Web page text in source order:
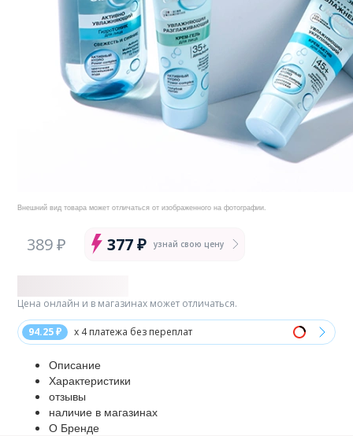
Внешний вид товара может отличаться от изображенного на фотографии.
389 ₽ 377 ₽ узнай свою цену
94.25 ₽ x 4 платежа без переплат
Цена онлайн и в магазинах может отличаться.
Описание
Характеристики
отзывы
наличие в магазинах
О Бренде